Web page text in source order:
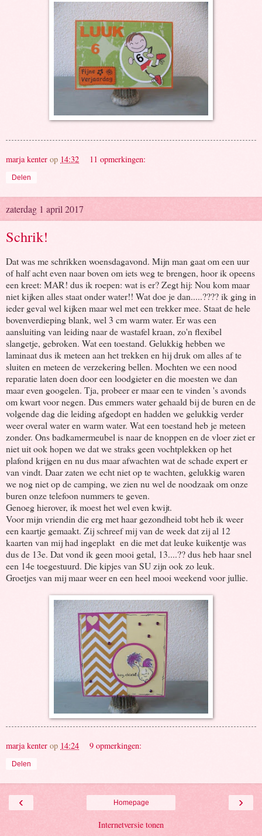
marja kenter op 14:32 11 opmerkingen:
Delen
zaterdag 1 april 2017
Schrik!
Dat was me schrikken woensdagavond. Mijn man gaat om een uur
of half acht even naar boven om iets weg te brengen, hoor ik opeens
een kreet: MAR! dus ik roepen: wat is er? Zegt hij: Nou kom maar
niet kijken alles staat onder water!! Wat doe je dan.....???? ik ging in
ieder geval wel kijken maar wel met een trekker mee. Staat de hele
bovenverdieping blank, wel 3 cm warm water. Er was een
aansluiting van leiding naar de wastafel kraan, zo'n flexibel
slangetje, gebroken. Wat een toestand. Gelukkig hebben we
laminaat dus ik meteen aan het trekken en hij druk om alles af te
sluiten en meteen de verzekering bellen. Mochten we een nood
reparatie laten doen door een loodgieter en die moesten we dan
maar even googelen. Tja, probeer er maar een te vinden 's avonds
om kwart voor negen. Dus emmers water gehaald bij de buren en de
volgende dag die leiding afgedopt en hadden we gelukkig verder
weer overal water en warm water. Wat een toestand heb je meteen
zonder. Ons badkamermeubel is naar de knoppen en de vloer ziet er
niet uit ook hopen we dat we straks geen vochtplekken op het
plafond krijgen en nu dus maar afwachten wat de schade expert er
van vindt. Daar zaten we echt niet op te wachten, gelukkig waren
we nog niet op de camping, we zien nu wel de noodzaak om onze
buren onze telefoon nummers te geven.
Genoeg hierover, ik moest het wel even kwijt.
Voor mijn vriendin die erg met haar gezondheid tobt heb ik weer
een kaartje gemaakt. Zij schreef mij van de week dat zij al 12
kaarten van mij had ingeplakt en die met dat leuke kuikentje was
dus de 13e. Dat vond ik geen mooi getal, 13....?? dus heb haar snel
een 14e toegestuurd. Die kipjes van SU zijn ook zo leuk.
Groetjes van mij maar weer en een heel mooi weekend voor jullie.
marja kenter op 14:24 9 opmerkingen:
Delen
‹ ›
Homepage
Internetversie tonen